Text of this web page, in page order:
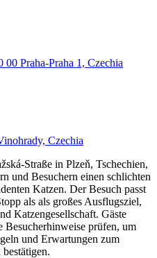
Praha-Praha 1, Czechia
Czechia
Straße in Plzeň, Tschechien,
und Besuchern einen schlichten
Katzen. Der Besuch passt
als als großes Ausflugsziel,
Katzengesellschaft. Gäste
Besucherhinweise prüfen, um
und Erwartungen zum